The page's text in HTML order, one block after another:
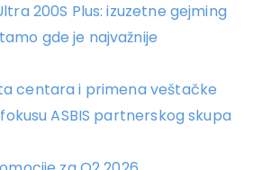
200S Plus: izuzetne gejming
gde je najvažnije
centara i primena veštačke
ASBIS partnerskog skupa